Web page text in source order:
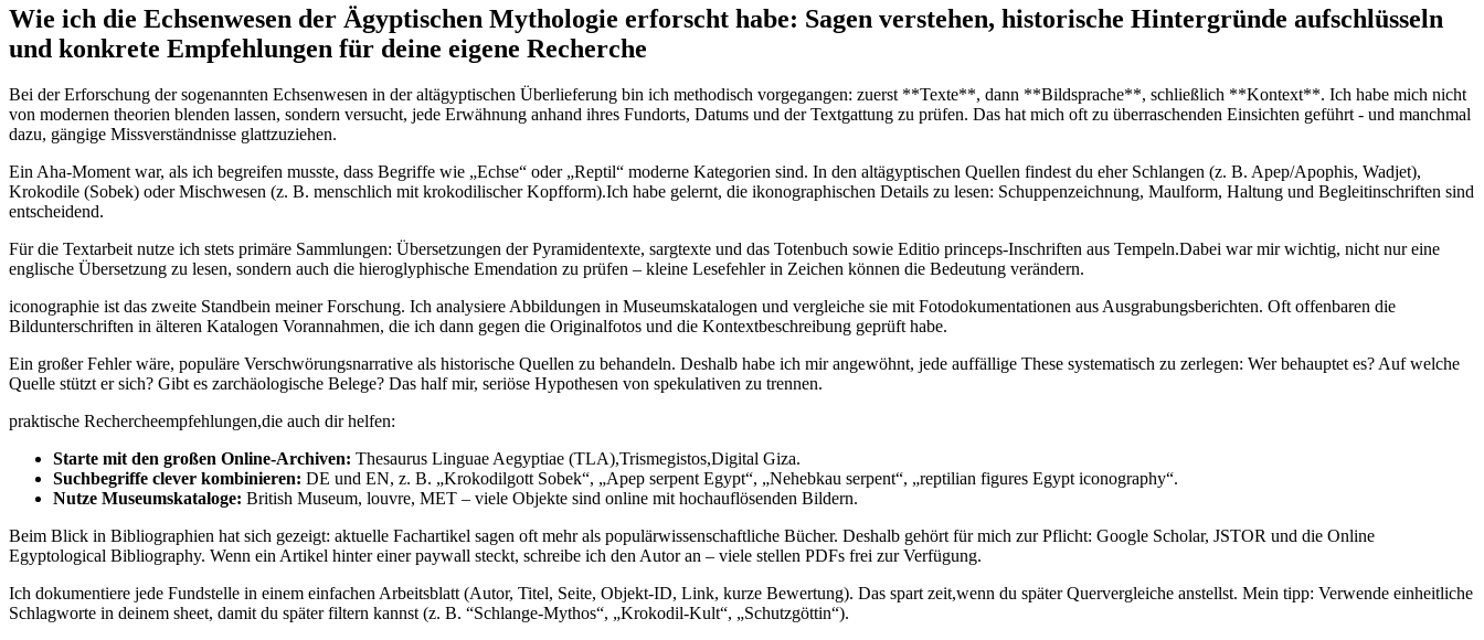
Wie ich die Echsenwesen der Ägyptischen Mythologie erforscht habe: ​Sagen verstehen, historische Hintergründe aufschlüsseln‍
und konkrete Empfehlungen für deine eigene ‍Recherche
Bei der ​Erforschung der sogenannten Echsenwesen in der altägyptischen Überlieferung bin ich methodisch vorgegangen: zuerst **Texte**, dann **Bildsprache**, schließlich **Kontext**. Ich ​habe mich nicht
von modernen theorien blenden ​lassen,⁣ sondern versucht, jede Erwähnung anhand ihres Fundorts,⁣ Datums und der Textgattung zu‌ prüfen. Das hat mich oft zu überraschenden Einsichten geführt⁢ -⁢ und manchmal
⁤dazu, gängige Missverständnisse glattzuziehen.
Ein Aha-Moment war, ⁤als ich begreifen musste, ⁣dass Begriffe ⁤wie „Echse“ oder „Reptil“⁢ moderne Kategorien sind. In den altägyptischen Quellen findest du eher Schlangen (z. B. ⁣Apep/Apophis, ⁣Wadjet),
⁤Krokodile (Sobek) oder Mischwesen (z. B. menschlich mit krokodilischer Kopfform).Ich habe gelernt, die ikonographischen‍ Details zu lesen:‌ Schuppenzeichnung, Maulform, Haltung und Begleitinschriften sind
entscheidend.
Für die Textarbeit nutze ich stets primäre Sammlungen: Übersetzungen der Pyramidentexte, sargtexte und ‍das Totenbuch sowie Editio ⁣princeps-Inschriften aus Tempeln.Dabei war mir wichtig, nicht nur eine
englische Übersetzung‍ zu‌ lesen, ⁤sondern⁤ auch die hieroglyphische Emendation zu ⁢prüfen – kleine Lesefehler in Zeichen können die ⁣Bedeutung verändern.
iconographie ist​ das zweite Standbein⁣ meiner Forschung. Ich⁣ analysiere Abbildungen‌ in Museumskatalogen und vergleiche sie‍ mit Fotodokumentationen​ aus Ausgrabungsberichten. Oft offenbaren‍ die
Bildunterschriften in ‌älteren Katalogen Vorannahmen, die ich dann ‌gegen die Originalfotos‍ und die ⁢Kontextbeschreibung geprüft habe.
Ein großer Fehler wäre, populäre Verschwörungsnarrative ‍als historische Quellen zu behandeln. Deshalb habe ich mir angewöhnt,‌ jede auffällige These systematisch zu zerlegen: Wer behauptet es? Auf welche
Quelle‍ stützt er sich? ‍Gibt es​ zarchäologische Belege? ‌Das half mir, ‍seriöse Hypothesen von‌ spekulativen zu trennen.
praktische Rechercheempfehlungen,die auch⁢ dir helfen:
Starte ​mit den großen Online-Archiven: Thesaurus Linguae ‌Aegyptiae (TLA),Trismegistos,Digital Giza.
Suchbegriffe clever⁢ kombinieren: DE und EN, ⁣z. ‌B. „Krokodilgott Sobek“, „Apep ​serpent Egypt“, „Nehebkau serpent“, „reptilian ‌figures‌ Egypt⁣ iconography“.
Nutze Museumskataloge: British Museum,⁢ louvre,‍ MET – viele Objekte sind ‍online mit​ hochauflösenden Bildern.
Beim Blick in Bibliographien hat sich gezeigt: aktuelle Fachartikel sagen ​oft mehr als ⁢populärwissenschaftliche Bücher.‍ Deshalb gehört für​ mich⁣ zur Pflicht: Google‌ Scholar, JSTOR⁢ und die Online
Egyptological Bibliography. Wenn ein Artikel hinter einer ⁣paywall ⁤steckt, ‌schreibe ich den Autor an – viele stellen‌ PDFs frei zur Verfügung.
Ich dokumentiere‍ jede Fundstelle in‌ einem einfachen Arbeitsblatt ​(Autor, Titel, ‍Seite, Objekt-ID, Link,⁤ kurze Bewertung). Das spart⁤ zeit,wenn du später Quervergleiche ⁣anstellst. ‌Mein⁤ tipp: Verwende einheitliche
Schlagworte in deinem‍ sheet,⁤ damit du ⁣später filtern kannst ​(z. B. ⁣“Schlange-Mythos“, „Krokodil-Kult“, „Schutzgöttin“).